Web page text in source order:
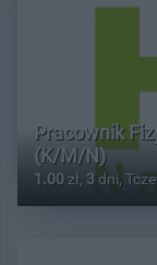
Pracownik
(K/M/N)
1.00 zł, 3 dni,